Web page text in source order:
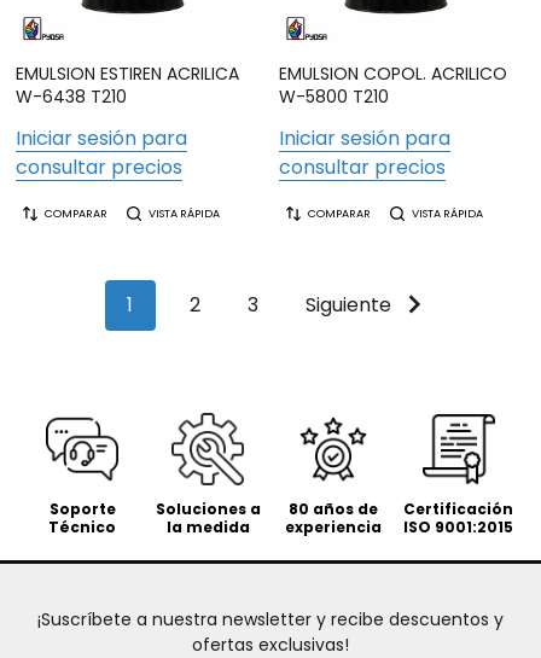
EMULSION ESTIREN ACRILICA
W-6438 T210
Iniciar sesión para
consultar precios
COMPARAR VISTA RÁPIDA
EMULSION COPOL. ACRILICO
W-5800 T210
Iniciar sesión para
consultar precios
COMPARAR VISTA RÁPIDA
1 2 3 Siguiente
Soporte
Técnico
Soluciones a
la medida
80 años de
experiencia
Certificación
ISO 9001:2015
¡Suscríbete a nuestra newsletter y recibe descuentos y
ofertas exclusivas!